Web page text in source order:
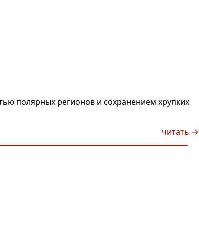
полярных регионов и сохранением хрупких
читать →